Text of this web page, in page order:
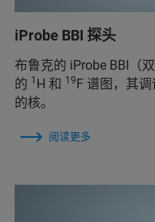
iProbe BBI 探头
布鲁克的 iProbe BBI（
的 1 H 和 19F 谱图，其
的核。
阅读更多